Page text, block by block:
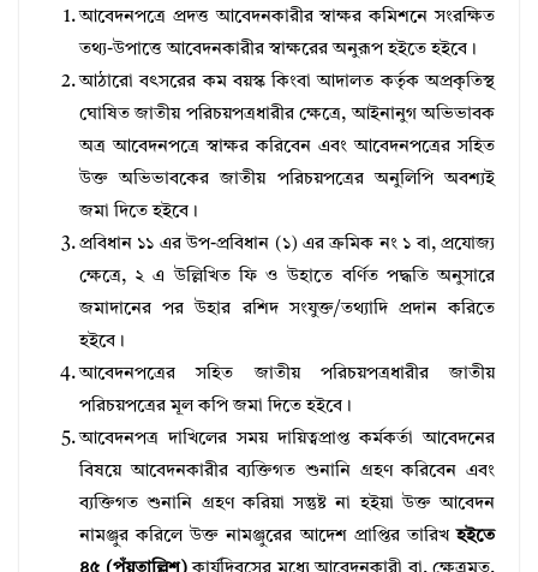
আবেদনপত্রে প্রদত্ত আবেদনকারীর স্বাক্ষর কমিশনে সংরক্ষিত
তথ্য-উপাত্তে আবেদনকারীর স্বাক্ষরের অনুরূপ হইতে হইবে।
আঠারাে বৎসরের কম বয়স্ক কিংবা আদালত কর্তৃক অপ্রকৃতিস্থ
ঘােষিত জাতীয় পরিচয়পত্রধারীর ক্ষেত্রে, আইনানুগ অভিভাবক
অত্র আবেদনপত্রে স্বাক্ষর করিবেন এবং আবেদনপত্রের সহিত
উক্ত অভিভাবকের জাতীয় পরিচয়পত্রের অনুলিপি অবশ্যই
জমা দিতে হইবে।
প্রবিধান ১১ এর উপ-প্রবিধান (১) এর ক্রমিক নং ১ বা, প্রযােজ্য
ক্ষেত্রে, ২ এ উল্লিখিত ফি ও উহাতে বর্ণিত পদ্ধতি অনুসারে
জমাদানের পর উহার রশিদ সংযুক্ত/তথ্যাদি প্রদান করিতে
হইবে।
আবেদনপত্রের সহিত জাতীয় পরিচয়পত্রধারীর জাতীয়
পরিচয়পত্রের মূল কপি জমা দিতে হইবে।
আবেদনপত্র দাখিলের সময় দায়িত্বপ্রাপ্ত কর্মকর্তা আবেদনের
বিষয়ে আবেদনকারীর ব্যক্তিগত শুনানি গ্রহণ করিবেন এবং
ব্যক্তিগত শুনানি গ্রহণ করিয়া সন্তুষ্ট না হইয়া উক্ত আবেদন
নামঞ্জুর করিলে উক্ত নামঞ্জুরের আদেশ প্রাপ্তির তারিখহইতে